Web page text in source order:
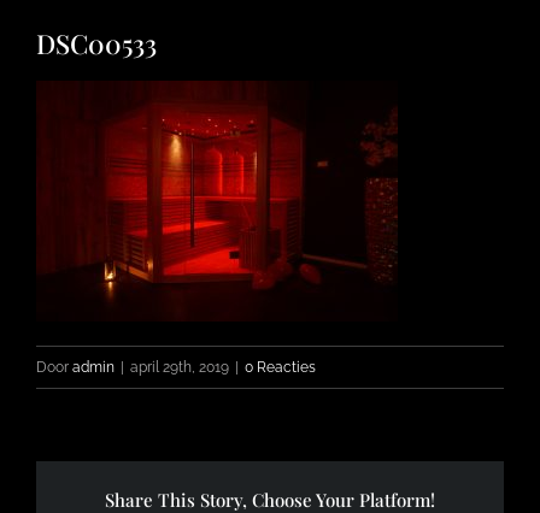
FOTO’S
OPENINGSTIJDEN
CONTACT
DSC00533
Door admin april 29th, 2019 0 Reacties
Share This Story, Choose Your Platform!